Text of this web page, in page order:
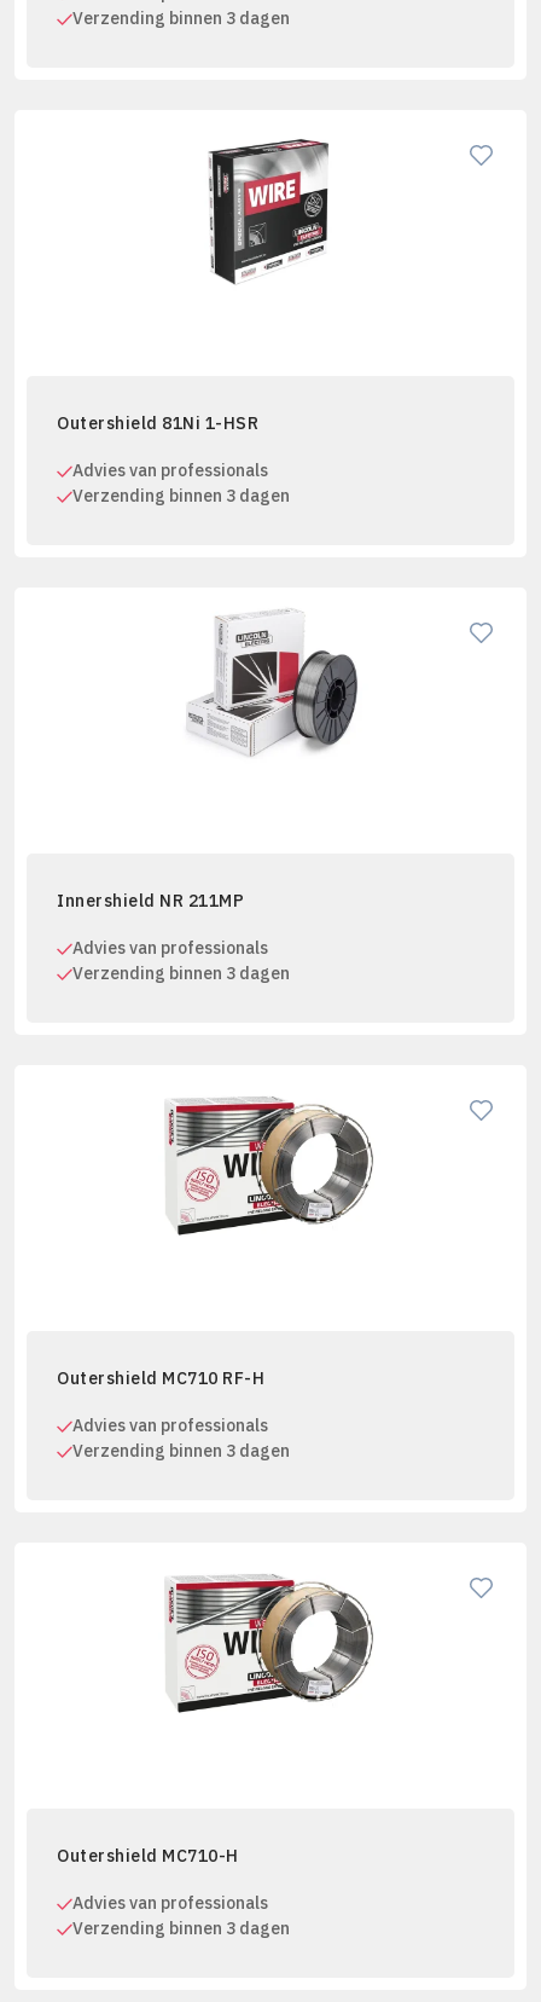
Verzending binnen 3 dagen
Outershield 81Ni 1-HSR
Advies van professionals
Verzending binnen 3 dagen
Innershield NR 211MP
Advies van professionals
Verzending binnen 3 dagen
Outershield MC710 RF-H
Advies van professionals
Verzending binnen 3 dagen
Outershield MC710-H
Advies van professionals
Verzending binnen 3 dagen